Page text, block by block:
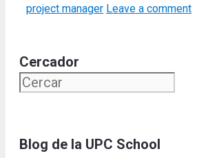
project manager Leave a comment
Cercador
Blog de la UPC School